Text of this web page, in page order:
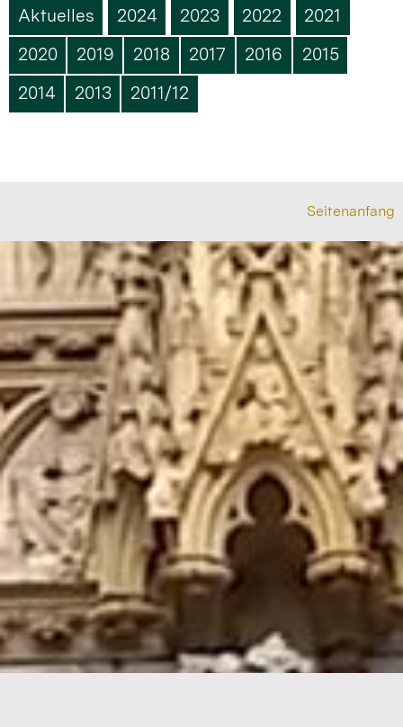
Aktuelles 2024 2023 2022
2021
2020
2019 2018 2017 2016
2015
2014
2013 2011/12
Seitenanfang